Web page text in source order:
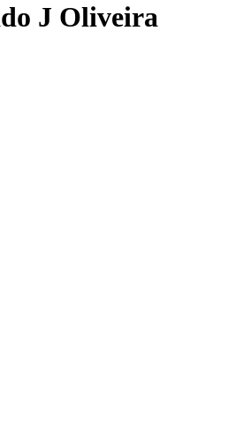
J Oliveira